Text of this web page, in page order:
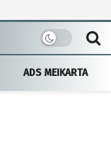
ADS MEIKARTA